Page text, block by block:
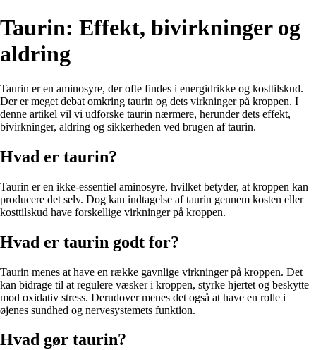
Taurin: Effekt, bivirkninger og
aldring
Taurin er en aminosyre, der ofte findes i energidrikke og kosttilskud.
Der er meget debat omkring taurin og dets virkninger på kroppen. I
denne artikel vil vi udforske taurin nærmere, herunder dets effekt,
bivirkninger, aldring og sikkerheden ved brugen af taurin.
Hvad er taurin?
Taurin er en ikke-essentiel aminosyre, hvilket betyder, at kroppen kan
producere det selv. Dog kan indtagelse af taurin gennem kosten eller
kosttilskud have forskellige virkninger på kroppen.
Hvad er taurin godt for?
Taurin menes at have en række gavnlige virkninger på kroppen. Det
kan bidrage til at regulere væsker i kroppen, styrke hjertet og beskytte
mod oxidativ stress. Derudover menes det også at have en rolle i
øjenes sundhed og nervesystemets funktion.
Hvad gør taurin?